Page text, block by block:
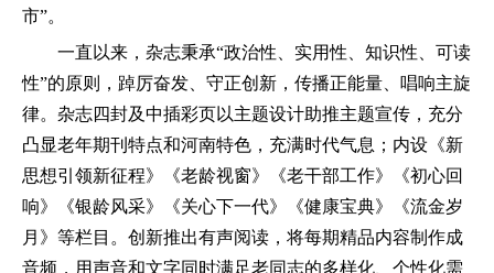
市”。
一直以来，杂志秉承“政治性、实用性、知识性、可读
性”的原则，踔厉奋发、守正创新，传播正能量、唱响主旋
律。杂志四封及中插彩页以主题设计助推主题宣传，充分
凸显老年期刊特点和河南特色，充满时代气息；内设《新
思想引领新征程》《老龄视窗》《老干部工作》《初心回
响》《银龄风采》《关心下一代》《健康宝典》《流金岁
月》等栏目。创新推出有声阅读，将每期精品内容制作成
音频，用声音和文字同时满足老同志的多样化、个性化需